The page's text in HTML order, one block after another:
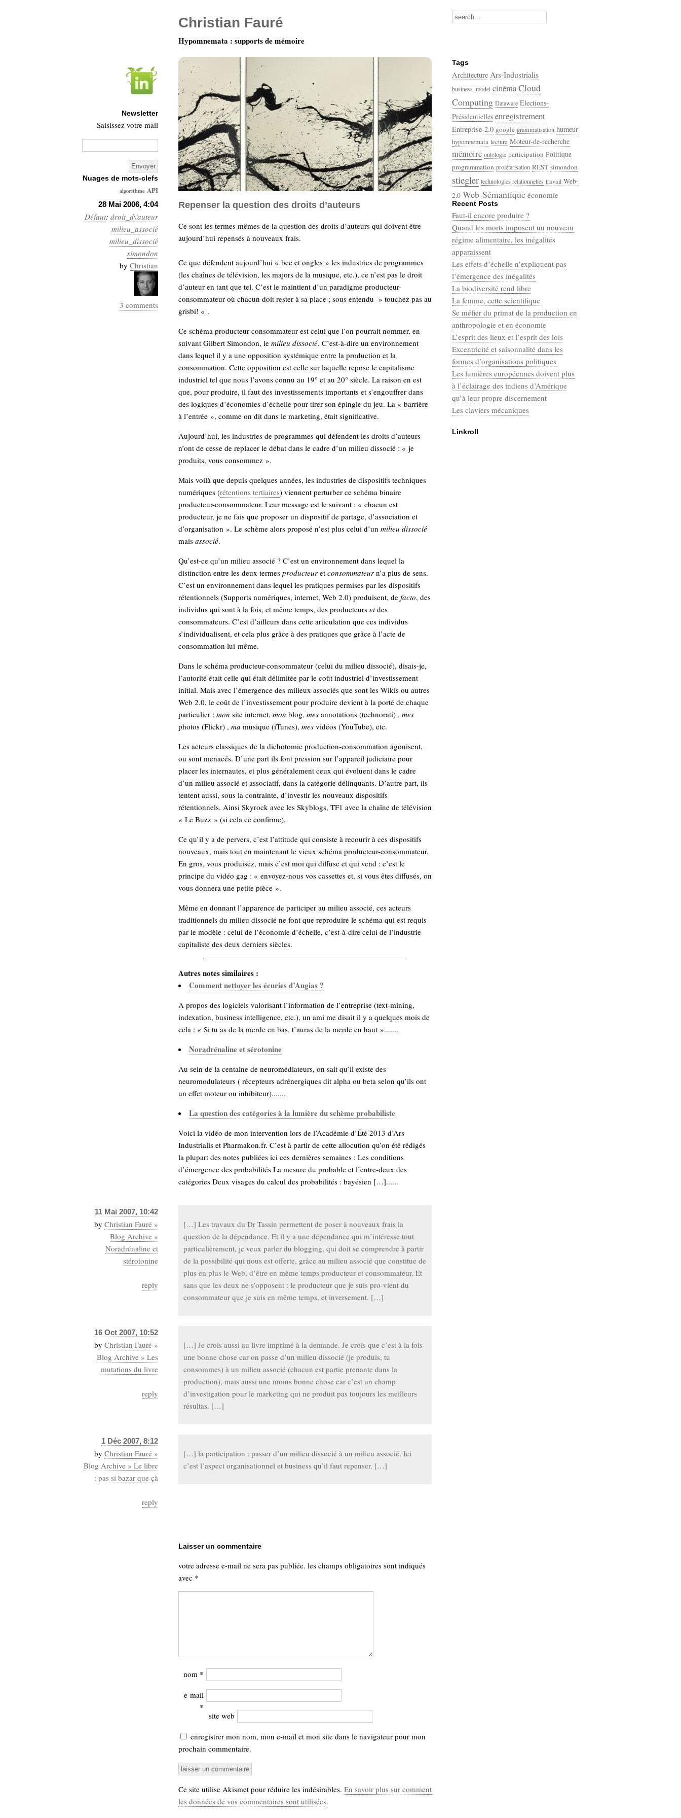
28 Mai 2006, 4:04
Défaut: droit_d\'auteur
milieu_associé
milieu_dissocié
simondon
by Christian
3 comments
Repenser la question des droits d’auteurs
Ce sont les termes mêmes de la question des droits d’auteurs qui doivent être
aujourd’hui repensés à nouveaux frais.
Ce que défendent aujourd’hui « bec et ongles » les industries de programmes
(les chaînes de télévision, les majors de la musique, etc.), ce n’est pas le droit
d’auteur en tant que tel. C’est le maintient d’un paradigme producteur-
consommateur où chacun doit rester à sa place ; sous entendu » touchez pas au
grisbi! « .
Ce schéma producteur-consommateur est celui que l’on pourrait nommer, en
suivant Gilbert Simondon, le milieu dissocié. C’est-à-dire un environnement
dans lequel il y a une opposition systémique entre la production et la
consommation. Cette opposition est celle sur laquelle repose le capitalisme
industriel tel que nous l’avons connu au 19° et au 20° siècle. La raison en est
que, pour produire, il faut des investissements importants et s’engouffrer dans
des logiques d’économies d’échelle pour tirer son épingle du jeu. La « barrière
à l’entrée », comme on dit dans le marketing, était significative.
Aujourd’hui, les industries de programmes qui défendent les droits d’auteurs
n’ont de cesse de replacer le débat dans le cadre d’un milieu dissocié : « je
produits, vous consommez ».
Mais voilà que depuis quelques années, les industries de dispositifs techniques
numériques (rétentions tertiaires) viennent perturber ce schéma binaire
producteur-consommateur. Leur message est le suivant : « chacun est
producteur, je ne fais que proposer un dispositif de partage, d’association et
d’organisation ». Le schème alors proposé n’est plus celui d’un milieu dissocié
mais associé.
Qu’est-ce qu’un milieu associé ? C’est un environnement dans lequel la
distinction entre les deux termes producteur et consommateur n’a plus de sens.
C’est un environnement dans lequel les pratiques permises par les dispositifs
rétentionnels (Supports numériques, internet, Web 2.0) produisent, de facto, des
individus qui sont à la fois, et même temps, des producteurs etdes
consommateurs. C’est d’ailleurs dans cette articulation que ces individus
s’individualisent, et cela plus grâce à des pratiques que grâce à l’acte de
consommation lui-même.
Dans le schéma producteur-consommateur (celui du milieu dissocié), disais-je,
l’autorité était celle qui était délimitée par le coût industriel d’investissement
initial. Mais avec l’émergence des milieux associés que sont les Wikis ou autres
Web 2.0, le coût de l’investissement pour produire devient à la porté de chaque
particulier : mon site internet, mon blog, mes annotations (technorati) , mes
photos (Flickr) , ma musique (iTunes), mes vidéos (YouTube), etc.
Les acteurs classiques de la dichotomie production-consommation agonisent,
ou sont menacés. D’une part ils font pression sur l’appareil judiciaire pour
placer les internautes, et plus généralement ceux qui évoluent dans le cadre
d’un milieu associé et associatif, dans la catégorie délinquants. D’autre part, ils
tentent aussi, sous la contrainte, d’investir les nouveaux dispositifs
rétentionnels. Ainsi Skyrock avec les Skyblogs, TF1 avec la chaîne de télévision
« Le Buzz » (si cela ce confirme).
Ce qu’il y a de pervers, c’est l’attitude qui consiste à recourir à ces dispositifs
nouveaux, mais tout en maintenant le vieux schéma producteur-consommateur.
En gros, vous produisez, mais c’est moi qui diffuse et qui vend : c’est le
principe du vidéo gag : « envoyez-nous vos cassettes et, si vous êtes diffusés, on
vous donnera une petite pièce ».
Même en donnant l’apparence de participer au milieu associé, ces acteurs
traditionnels du milieu dissocié ne font que reproduire le schéma qui est requis
par le modèle : celui de l’économie d’échelle, c’est-à-dire celui de l’industrie
capitaliste des deux derniers siècles.
Autres notes similaires :
Comment nettoyer les écuries d’Augias ?
A propos des logiciels valorisant l’information de l’entreprise (text-mining,
indexation, business intelligence, etc.), un ami me disait il y a quelques mois de
cela : « Si tu as de la merde en bas, t’auras de la merde en haut ».......
Noradrénaline et sérotonine
Au sein de la centaine de neuromédiateurs, on sait qu’il existe des
neuromodulateurs ( récepteurs adrénergiques dit alpha ou beta selon qu’ils ont
un effet moteur ou inhibiteur).......
La question des catégories à la lumière du schème probabiliste
Voici la vidéo de mon intervention lors de l’Académie d’Été 2013 d’Ars
Industrialis et Pharmakon.fr. C’est à partir de cette allocution qu’on été rédigés
la plupart des notes publiées ici ces dernières semaines : Les conditions
d’émergence des probabilités La mesure du probable et l’entre-deux des
catégories Deux visages du calcul des probabilités : bayésien […]......
11 Mai 2007, 10:42
by Christian Fauré »
Blog Archive »
Noradrénaline et
stérotonine
reply
[…] Les travaux du Dr Tassin permettent de poser à nouveaux frais la
question de la dépendance. Et il y a une dépendance qui m’intéresse tout
particulièrement, je veux parler du blogging, qui doit se comprendre à partir
de la possibilité qui nous est offerte, grâce au milieu associé que constitue de
plus en plus le Web, d’être en même temps producteur et consommateur. Et
sans que les deux ne s’opposent : le producteur que je suis pro-vient du
consommateur que je suis en même temps, et inversement. […]
16 Oct 2007, 10:52
by Christian Fauré »
Blog Archive » Les
mutations du livre
reply
[…] Je crois aussi au livre imprimé à la demande. Je crois que c’est à la fois
une bonne chose car on passe d’un milieu dissocié (je produis, tu
consommes) à un milieu associé (chacun est partie prenante dans la
production), mais aussi une moins bonne chose car c’est un champ
d’investigation pour le marketing qui ne produit pas toujours les meilleurs
résultas. […]
1 Déc 2007, 8:12
by Christian Fauré »
Blog Archive » Le libre
: pas si bazar que çà
reply
[…] la participation : passer d’un milieu dissocié à un milieu associé. Ici
c’est l’aspect organisationnel et business qu’il faut repenser. […]
Laisser un commentaire
votre adresse e-mail ne sera pas publiée. les champs obligatoires sont indiqués
avec *
nom *
e-mail
*
site web
enregistrer mon nom, mon e-mail et mon site dans le navigateur pour mon
prochain commentaire.
Ce site utilise Akismet pour réduire les indésirables. En savoir plus sur comment
les données de vos commentaires sont utilisées.
Recent Posts
Faut-il encore produire ?
Quand les morts imposent un nouveau
régime alimentaire, les inégalités
apparaissent
Les effets d’échelle n’expliquent pas
l’émergence des inégalités
La biodiversité rend libre
La femme, cette scientifique
Se méfier du primat de la production en
anthropologie et en économie
L’esprit des lieux et l’esprit des lois
Excentricité et saisonnalité dans les
formes d’organisations politiques
Les lumières européennes doivent plus
à l’éclairage des indiens d’Amérique
qu’à leur propre discernement
Les claviers mécaniques
Linkroll
Christian Fauré
Hypomnemata : supports de mémoire
Newsletter
Saisissez votre mail
Nuages de mots-clefs
algorithme API
Architecture
Ars-
Industrialis
business_model
cinéma
Cloud
Computing
Tags
Architecture Ars-Industrialis
business_model cinémaCloud
Computing Dataware Elections-
Présidentielles enregistrement
Entreprise-2.0 google grammatisation humeur
hypomnemata lecture Moteur-de-recherche
mémoire ontologie participation Politique
programmation prolétarisation REST simondon
stiegler technologies relationnelles travail Web-
2.0 Web-Sémantique économie
écriture
Categories
Défaut